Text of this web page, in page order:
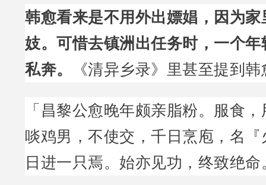
韩愈看来是不用外出嫖娼，因为
妓。可惜去镇洲出任务时，一个
私奔。
《清异乡录》里甚至提到
「昌黎公愈晚年颇亲脂粉。服食
啖鸡男，不使交，千日烹庖，名
日进一只焉。始亦见功，终致绝命